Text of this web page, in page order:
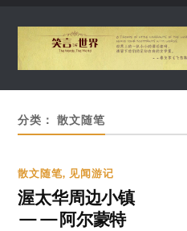
分类：散文随笔
散文随笔, 见闻游记
渥太华周边小镇
——阿尔蒙特